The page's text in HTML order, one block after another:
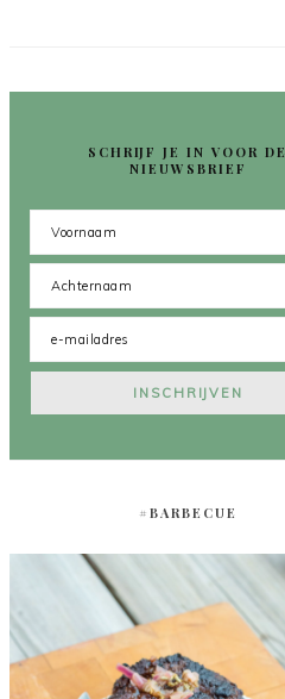
SCHRIJF JE IN VOOR DE
NIEUWSBRIEF
#BARBECUE